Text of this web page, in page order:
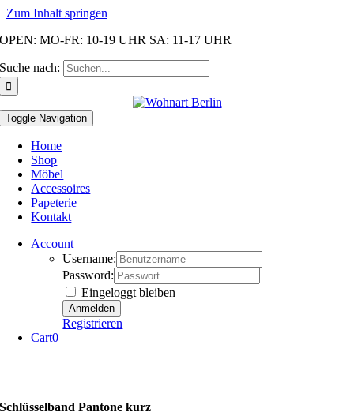
Zum Inhalt springen
OPEN: MO-FR: 10-19 UHR SA: 11-17 UHR
Suche nach:
Toggle Navigation
Home
Shop
Möbel
Accessoires
Papeterie
Kontakt
Account
Username:
Password:
Eingeloggt bleiben
Registrieren
Cart0
Schlüsselband Pantone kurz